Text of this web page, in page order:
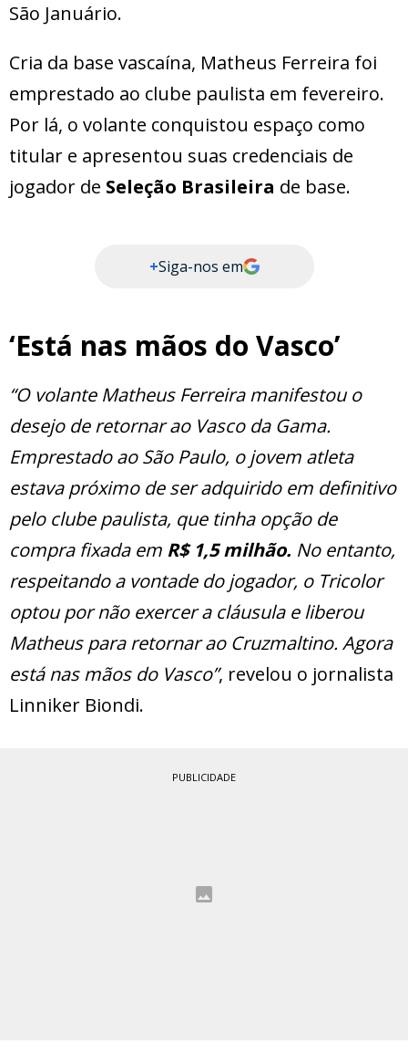
São Januário.
Cria da base vascaína, Matheus Ferreira foi
emprestado ao clube paulista em fevereiro.
Por lá, o volante conquistou espaço como
titular e apresentou suas credenciais de
jogador de Seleção Brasileira de base.
+Siga-nos em
‘Está nas mãos do Vasco’
“O volante Matheus Ferreira manifestou o
desejo de retornar ao Vasco da Gama.
Emprestado ao São Paulo, o jovem atleta
estava próximo de ser adquirido em definitivo
pelo clube paulista, que tinha opção de
compra fixada em R$ 1,5 milhão. No entanto,
respeitando a vontade do jogador, o Tricolor
optou por não exercer a cláusula e liberou
Matheus para retornar ao Cruzmaltino. Agora
está nas mãos do Vasco”, revelou o jornalista
Linniker Biondi.
PUBLICIDADE